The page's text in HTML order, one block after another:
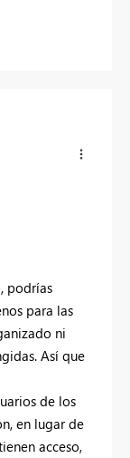
podrías
para las
ni
Así que
de los
en lugar de
acceso,